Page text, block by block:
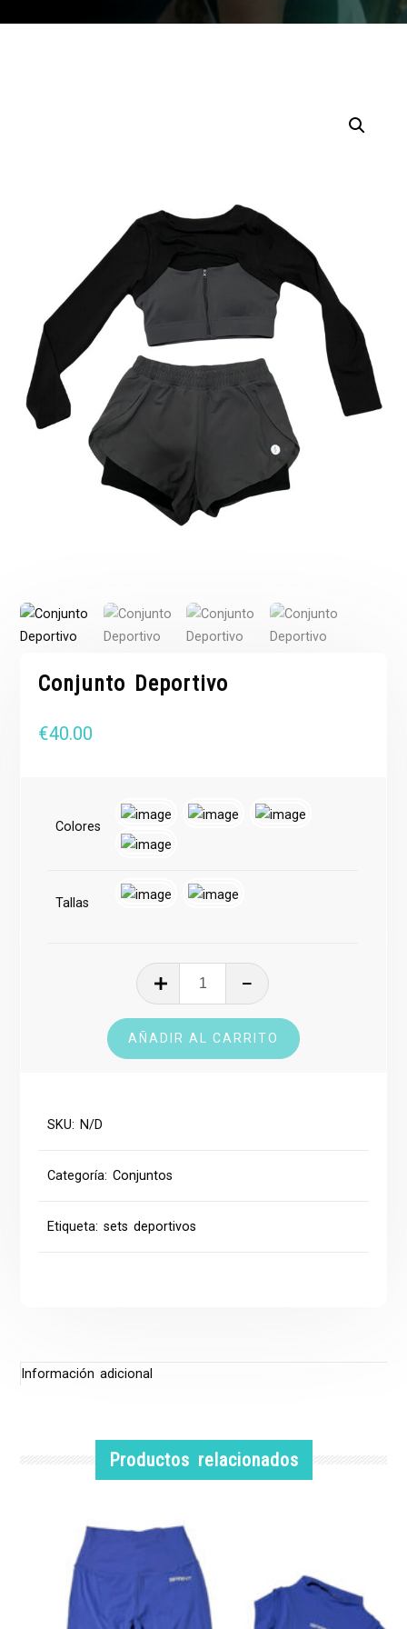
Conjunto Deportivo
€40.00
Colores
Tallas
Conjunto
Deportivo
cantidad
AÑADIR AL CARRITO
SKU:N/D
Categoría:Conjuntos
Etiqueta:sets deportivos
Información adicional
Productos relacionados